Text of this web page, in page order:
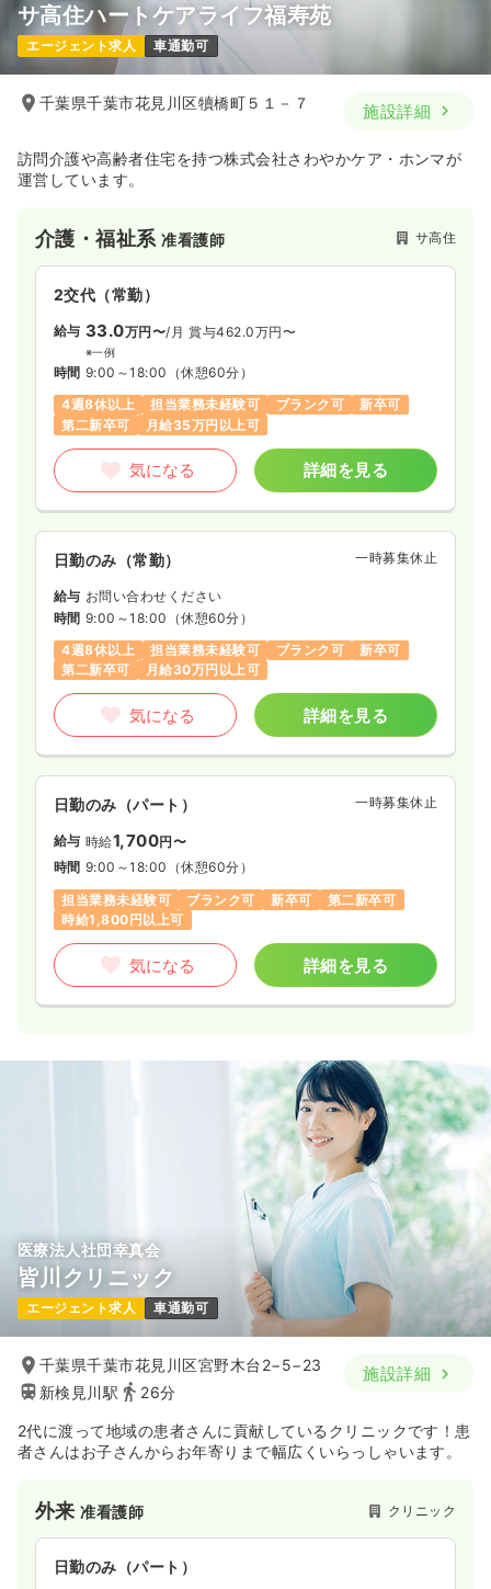
サ高住ハートケアライフ福寿苑
エージェント求人 車通勤可
千葉県千葉市花見川区犢橋町５１－７ 施設詳細
訪問介護や高齢者住宅を持つ株式会社さわやかケア・ホンマが
運営しています。
介護・福祉系准看護師 サ高住
2交代（常勤）
給与 33.0万円〜/月 賞与462.0万円〜
※一例
時間 9:00～18:00 （休憩60分）
4週8休以上
担当業務未経験可 ブランク可
新卒可
第二新卒可
月給35万円以上可
気になる 詳細を見る
日勤のみ（常勤） 一時募集休止
給与 お問い合わせください
時間 9:00～18:00 （休憩60分）
4週8休以上
担当業務未経験可 ブランク可
新卒可
第二新卒可
月給30万円以上可
気になる 詳細を見る
日勤のみ（パート） 一時募集休止
給与 時給1,700円〜
時間 9:00～18:00 （休憩60分）
担当業務未経験可
ブランク可 新卒可
第二新卒可
時給1,800円以上可
気になる 詳細を見る
医療法人社団幸真会
皆川クリニック
エージェント求人 車通勤可
千葉県千葉市花見川区宮野木台2−5−23
新検見川駅
26分
施設詳細
2代に渡って地域の患者さんに貢献しているクリニックです！患
者さんはお子さんからお年寄りまで幅広くいらっしゃいます。
外来准看護師 クリニック
日勤のみ（パート）